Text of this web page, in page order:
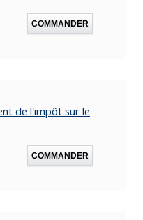
COMMANDER
de l'impôt sur le
COMMANDER